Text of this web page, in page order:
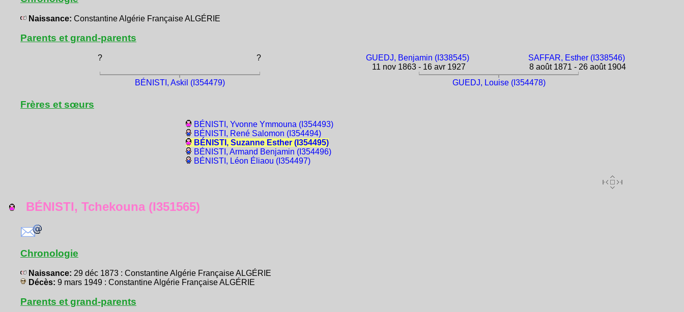
Naissance: Constantine Algérie Française ALGÉRIE
Parents et grand-parents
? ?
GUEDJ, Benjamin (I338545)
11 nov 1863 - 16 avr 1927
SAFFAR, Esther (I338546)
8 août 1871 - 26 août 1904
BÉNISTI, Askil (I354479)
GUEDJ, Louise (I354478)
Frères et sœurs
BÉNISTI, Yvonne Ymmouna (I354493)
BÉNISTI, René Salomon (I354494)
BÉNISTI, Suzanne Esther (I354495)
BÉNISTI, Armand Benjamin (I354496)
BÉNISTI, Léon Éliaou (I354497)
BÉNISTI, Tchekouna (I351565)
Chronologie
Naissance: 29 déc 1873 : Constantine Algérie Française ALGÉRIE
Décès: 9 mars 1949 : Constantine Algérie Française ALGÉRIE
Parents et grand-parents